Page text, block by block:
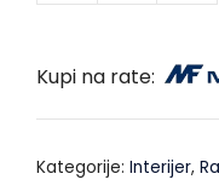
Kupi na rate:
Kategorije: Interijer,